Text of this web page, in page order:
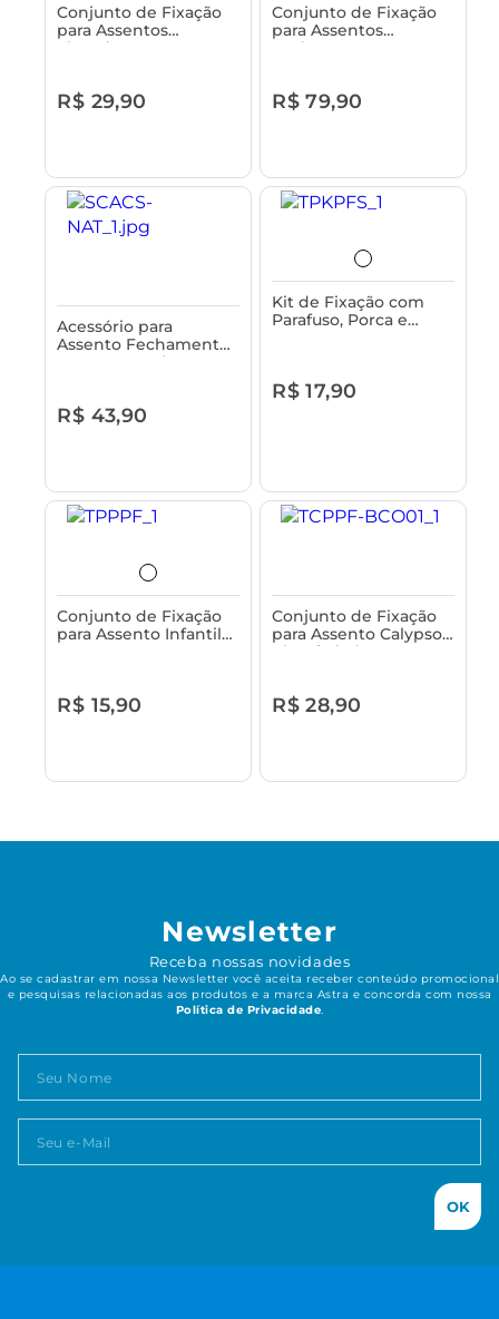
Conjunto de Fixação
para Assentos
Elevados Astra
R$ 29,90
Conjunto de Fixação
para Assentos
Fechamento Suave
R$ 79,90
Acessório para
Assento Fechamento
Suave Natural Astra
R$ 43,90
Kit de Fixação com
Parafuso, Porca e
R$ 17,90
Conjunto de Fixação
para Assento Infantil
R$ 15,90
Conjunto de Fixação
para Assento Calypso
Almofadado Branco 01
R$ 28,90
Newsletter
Receba nossas novidades
Ao se cadastrar em nossa Newsletter você aceita receber conteúdo promocional
e pesquisas relacionadas aos produtos e a marca Astra e concorda com nossa
Política de Privacidade.
OK